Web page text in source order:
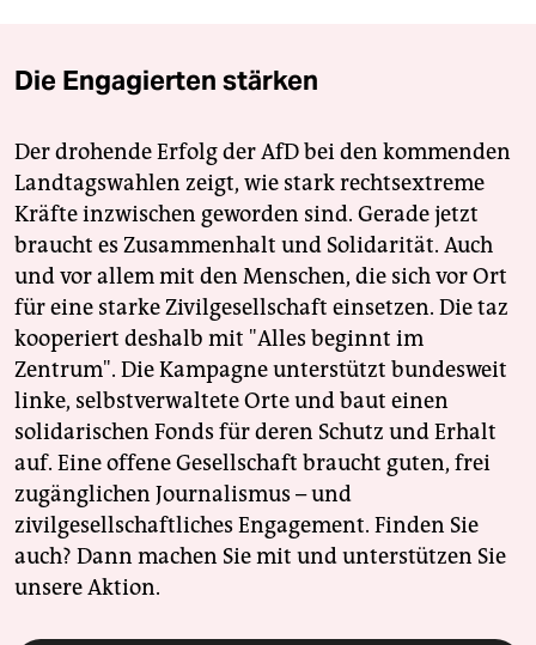
Die Engagierten stärken
Der drohende Erfolg der AfD bei den kommenden
Landtagswahlen zeigt, wie stark rechtsextreme
Kräfte inzwischen geworden sind. Gerade jetzt
braucht es Zusammenhalt und Solidarität. Auch
und vor allem mit den Menschen, die sich vor Ort
für eine starke Zivilgesellschaft einsetzen. Die taz
kooperiert deshalb mit "Alles beginnt im
Zentrum". Die Kampagne unterstützt bundesweit
linke, selbstverwaltete Orte und baut einen
solidarischen Fonds für deren Schutz und Erhalt
auf. Eine offene Gesellschaft braucht guten, frei
zugänglichen Journalismus – und
zivilgesellschaftliches Engagement. Finden Sie
auch? Dann machen Sie mit und unterstützen Sie
unsere Aktion.